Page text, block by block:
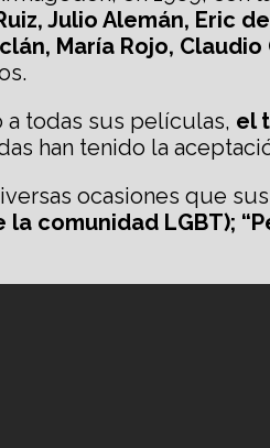
Julio Alemán, Eric
María Rojo,
todas sus películas, el
han tenido la
ocasiones que
la comunidad LGBT);